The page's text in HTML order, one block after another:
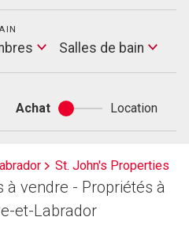
Price
Salles
de
Salles de bain
Achat
Achat
ou
Location
St. John's Properties
à vendre - Propriétés à
et-Labrador